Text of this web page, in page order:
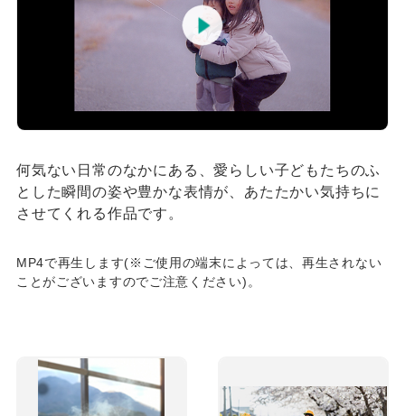
何気ない日常のなかにある、愛らしい子どもたちのふ
とした瞬間の姿や豊かな表情が、あたたかい気持ちに
させてくれる作品です。
MP4で再生します(※ご使用の端末によっては、再生されない
ことがございますのでご注意ください)。